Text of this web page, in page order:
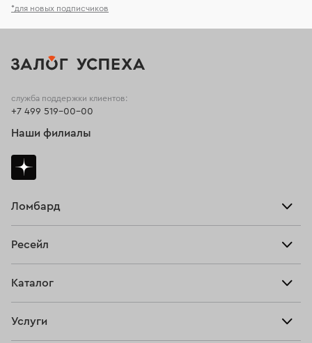
*для новых подписчиков
Ломбард
Тарифы
Ресейл
Купить
Каталог
Услуги
служба поддержки клиентов:
+7 499 519-00-00
Наши филиалы